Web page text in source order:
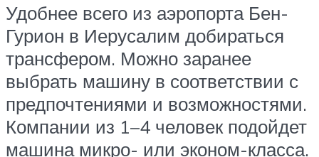
Удобнее всего из аэропорта Бен-
Гурион в Иерусалим добираться
трансфером. Можно заранее
выбрать машину в соответствии с
предпочтениями и возможностями.
Компании из 1–4 человек подойдет
машина микро- или эконом-класса.